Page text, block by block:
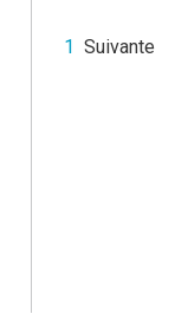
1 Suivante